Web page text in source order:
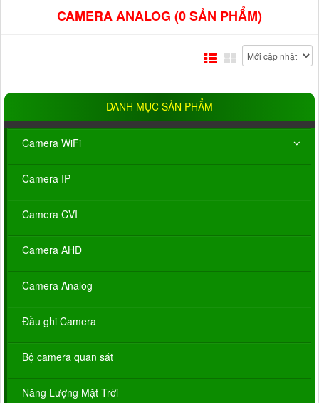
CAMERA ANALOG (0 SẢN PHẨM)
DANH MỤC SẢN PHẨM
Camera WiFi
Camera IP
Camera CVI
Camera AHD
Camera Analog
Đầu ghi Camera
Bộ camera quan sát
Năng Lượng Mặt Trời